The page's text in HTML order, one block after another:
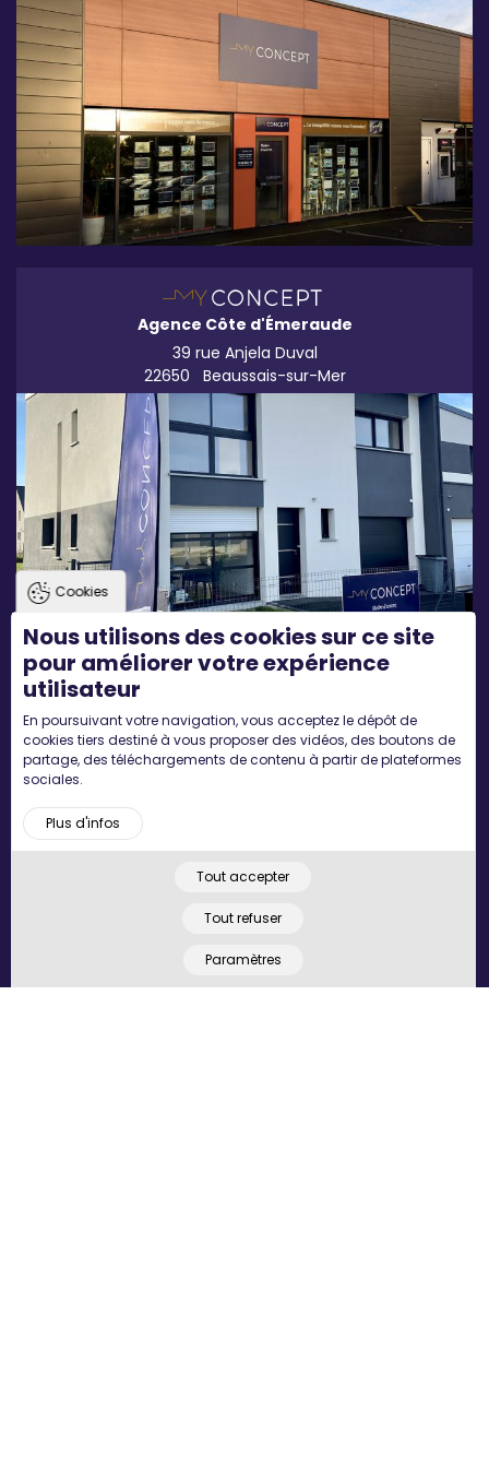
Agence Côte d'Émeraude
39 rue Anjela Duval
22650
Beaussais-sur-Mer
Agence Morbihan
1 Av. de la Marne
Cookies
Nous utilisons des cookies sur ce site
pour améliorer votre expérience
utilisateur
En poursuivant votre navigation, vous acceptez le dépôt de
cookies tiers destiné à vous proposer des vidéos, des boutons de
partage, des téléchargements de contenu à partir de plateformes
sociales.
Plus d'infos
Tout accepter
Tout refuser
Paramètres